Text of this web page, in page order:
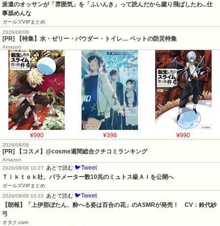
派遣のオッサンが「雰囲気」を「ふいんき」って読んだから蹴り飛ばしたわ...仕
事舐めんな
ガールズVIPまとめ
2026/08/08
[PR] 【特集】水・ゼリー・パウダー・トイレ… ペットの防災特集
Amazon
¥990 ¥396 ¥990
2026/08/08
[PR] 【コスメ】@cosme週間総合クチコミランキング
Amazon
2026/08/08 10:27
あとで読む 🐦Tweet
Ｔｉｋｔｏｋ社、パラメーター数10兆のミュトス級ＡＩを公開へ
ガールズVIPまとめ
2026/08/08 10:23
あとで読む 🐦Tweet
【朗報】「上伊那ぼたん、酔へる姿は百合の花」のASMRが発売！　CV：鈴代紗
弓
オタク.com